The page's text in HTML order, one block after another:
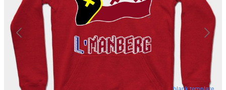
blank template